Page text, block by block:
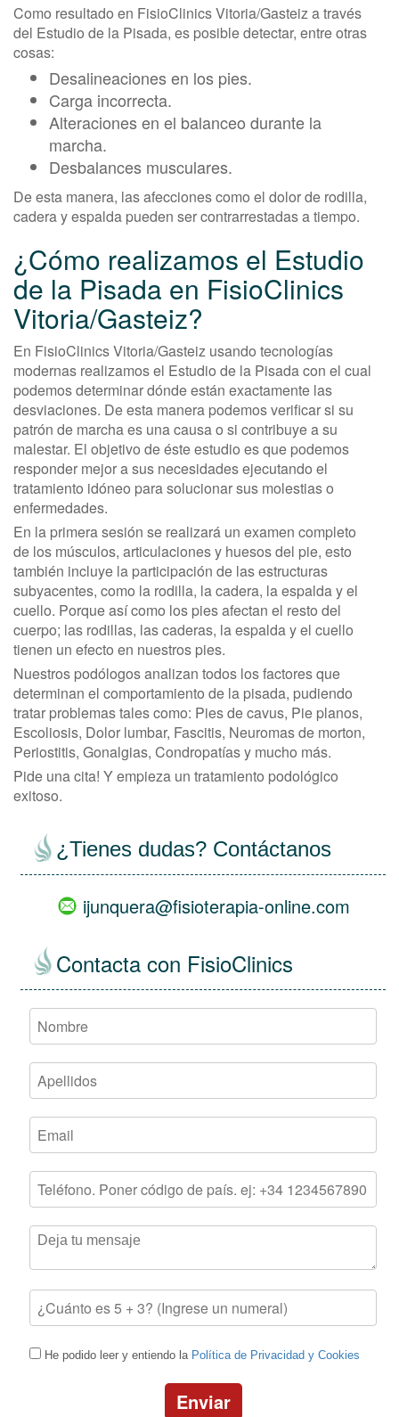
Como resultado en FisioClinics Vitoria/Gasteiz a través
del Estudio de la Pisada, es posible detectar, entre otras
cosas:
Desalineaciones en los pies.
Carga incorrecta.
Alteraciones en el balanceo durante la
marcha.
Desbalances musculares.
De esta manera, las afecciones como el dolor de rodilla,
cadera y espalda pueden ser contrarrestadas a tiempo.
¿Cómo realizamos el Estudio
de la Pisada en FisioClinics
Vitoria/Gasteiz?
En FisioClinics Vitoria/Gasteiz usando tecnologías
modernas realizamos el Estudio de la Pisada con el cual
podemos determinar dónde están exactamente las
desviaciones. De esta manera podemos verificar si su
patrón de marcha es una causa o si contribuye a su
malestar. El objetivo de éste estudio es que podemos
responder mejor a sus necesidades ejecutando el
tratamiento idóneo para solucionar sus molestias o
enfermedades.
En la primera sesión se realizará un examen completo
de los músculos, articulaciones y huesos del pie, esto
también incluye la participación de las estructuras
subyacentes, como la rodilla, la cadera, la espalda y el
cuello. Porque así como los pies afectan el resto del
cuerpo; las rodillas, las caderas, la espalda y el cuello
tienen un efecto en nuestros pies.
Nuestros podólogos analizan todos los factores que
determinan el comportamiento de la pisada, pudiendo
tratar problemas tales como: Pies de cavus, Pie planos,
Escoliosis, Dolor lumbar, Fascitis, Neuromas de morton,
Periostitis, Gonalgias, Condropatías y mucho más.
Pide una cita! Y empieza un tratamiento podológico
exitoso.
empty ¿Tienes dudas? Contáctanos
ijunquera@fisioterapia-online.com
Contacta con FisioClinics
He podido leer y entiendo la Política de Privacidad y Cookies
Enviar